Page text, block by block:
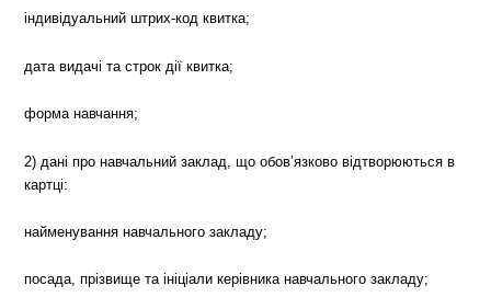
індивідуальний штрих-код квитка;
дата видачі та строк дії квитка;
форма навчання;
2) дані про навчальний заклад, що обов’язково відтворюються в
картці:
найменування навчального закладу;
посада, прізвище та ініціали керівника навчального закладу;